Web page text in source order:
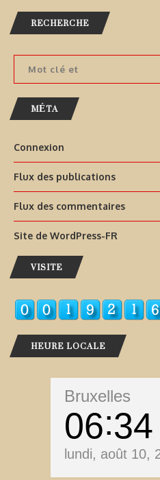
RECHERCHE
MÉTA
Connexion
Flux des publications
Flux des commentaires
Site de WordPress-FR
VISITE
HEURE LOCALE
Bruxelles
06 34
lundi, août 10,